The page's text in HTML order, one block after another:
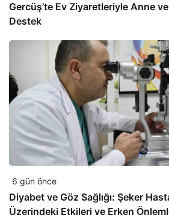
Gercüş’te Ev Ziyaretleriyle Anne ve
Destek
6 gün önce
Diyabet ve Göz Sağlığı: Şeker
Üzerindeki Etkileri ve Erken